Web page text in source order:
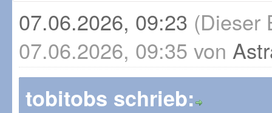
07.06.2026, 09:23 (Dieser
07.06.2026, 09:35 von
tobitobs schrieb: